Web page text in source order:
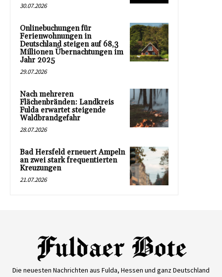
30.07.2026
Onlinebuchungen für
Ferienwohnungen in
Deutschland steigen auf 68,3
Millionen Übernachtungen im
Jahr 2025
29.07.2026
Nach mehreren
Flächenbränden: Landkreis
Fulda erwartet steigende
Waldbrandgefahr
28.07.2026
Bad Hersfeld erneuert Ampeln
an zwei stark frequentierten
Kreuzungen
21.07.2026
Die neuesten Nachrichten aus Fulda, Hessen und ganz Deutschland